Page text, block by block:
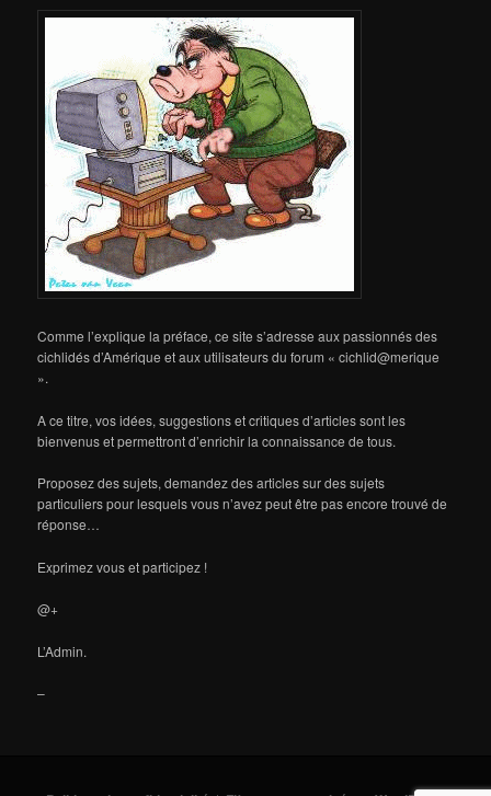
Comme l’explique la préface, ce site s’adresse aux passionnés des
cichlidés d’Amérique et aux utilisateurs du forum « cichlid@merique
».
A ce titre, vos idées, suggestions et critiques d’articles sont les
bienvenus et permettront d’enrichir la connaissance de tous.
Proposez des sujets, demandez des articles sur des sujets
particuliers pour lesquels vous n’avez peut être pas encore trouvé de
réponse…
Exprimez vous et participez !
@+
L’Admin.
–